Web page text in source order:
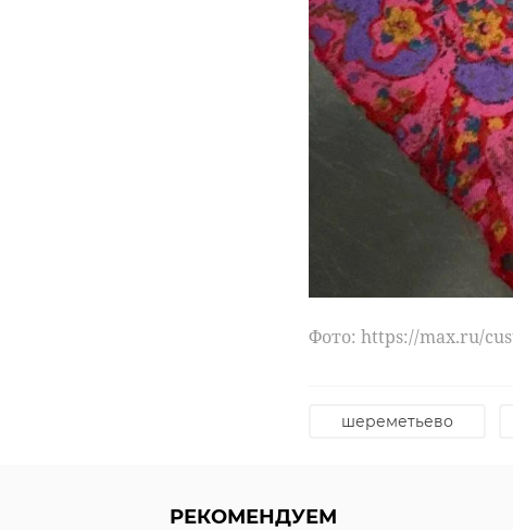
Фото: https://max.ru/
шереметьево
РЕКОМЕНДУЕМ
Фото: https://max.ru/